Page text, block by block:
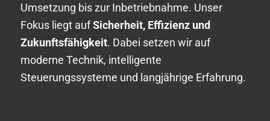
Umsetzung bis zur Inbetriebnahme. Unser
Fokus liegt aufSicherheit, Effizienz und
Zukunftsfähigkeit. Dabei setzen wir auf
moderne Technik, intelligente
Steuerungssysteme und langjährige Erfahrung.